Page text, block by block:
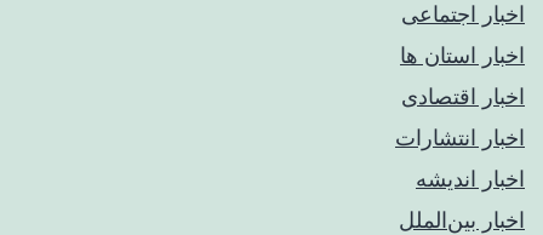
اخبار اجتماعی
اخبار استان ها
اخبار اقتصادی
اخبار انتشارات
اخبار اندیشه
اخبار بین‌الملل